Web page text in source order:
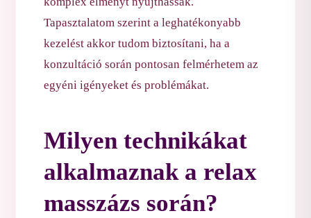
Tapasztalatom szerint a leghatékonyabb
kezelést akkor tudom biztosítani, ha a
konzultáció során pontosan felmérhetem az
egyéni igényeket és problémákat.
Milyen technikákat
alkalmaznak a relax
masszázs során?